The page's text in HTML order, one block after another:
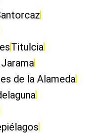
Titulcia
de la Alameda